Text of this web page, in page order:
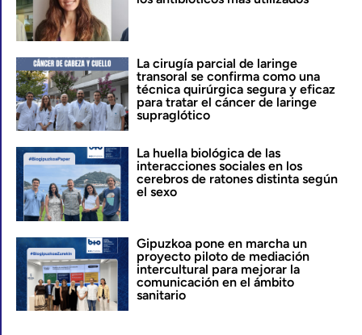
La cirugía parcial de laringe
transoral se confirma como una
técnica quirúrgica segura y eficaz
para tratar el cáncer de laringe
supraglótico
La huella biológica de las
interacciones sociales en los
cerebros de ratones distinta según
el sexo
Gipuzkoa pone en marcha un
proyecto piloto de mediación
intercultural para mejorar la
comunicación en el ámbito
sanitario